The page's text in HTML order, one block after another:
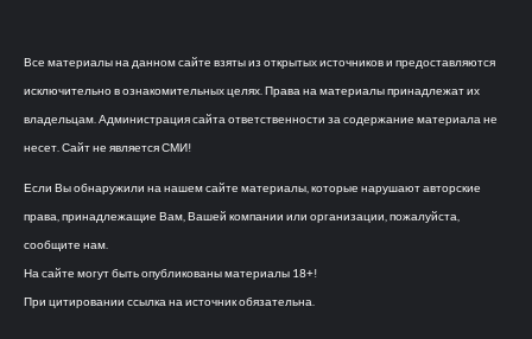
Все материалы на данном сайте взяты из открытых источников и предоставляются
исключительно в ознакомительных целях. Права на материалы принадлежат их
владельцам. Администрация сайта ответственности за содержание материала не
несет. Сайт не является СМИ!
Если Вы обнаружили на нашем сайте материалы, которые нарушают авторские
права, принадлежащие Вам, Вашей компании или организации, пожалуйста,
сообщите нам.
На сайте могут быть опубликованы материалы 18+!
При цитировании ссылка на источник обязательна.